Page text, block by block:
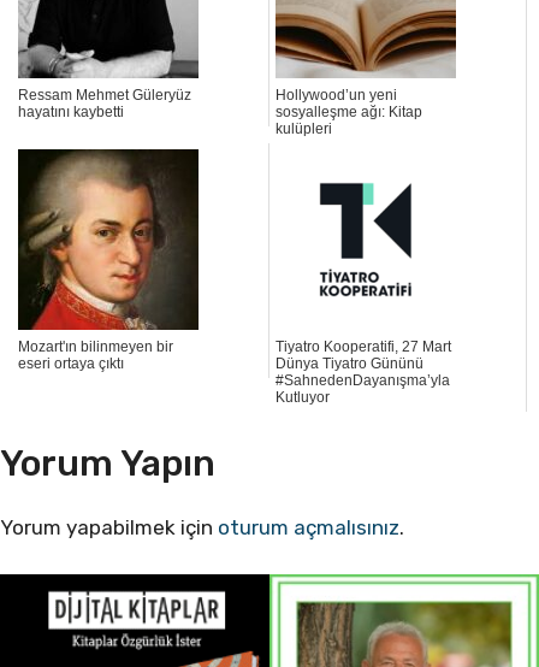
Ressam Mehmet Güleryüz
hayatını kaybetti
Hollywood’un yeni
sosyalleşme ağı: Kitap
kulüpleri
Mozart'ın bilinmeyen bir
eseri ortaya çıktı
Tiyatro Kooperatifi, 27 Mart
Dünya Tiyatro Gününü
#SahnedenDayanışma’yla
Kutluyor
Yorum Yapın
Yorum yapabilmek için oturum açmalısınız.